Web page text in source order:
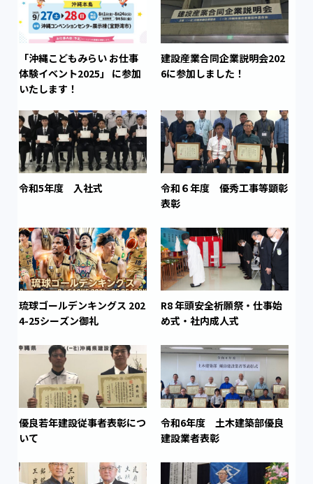
「沖縄こどもみらい お仕事
体験イベント2025」 に参加
いたします！
建設産業合同企業説明会202
6に参加しました！
令和5年度 入社式
令和６年度 優秀工事等顕彰
表彰
琉球ゴールデンキングス 202
4-25シーズン御礼
R8 年頭安全祈願祭・仕事始
め式・社内成人式
優良若年建設従事者表彰につ
いて
令和6年度 土木建築部優良
建設業者表彰